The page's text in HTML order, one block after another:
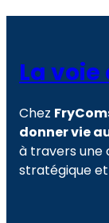
La
Chez
donner vie
à travers une
stratégique